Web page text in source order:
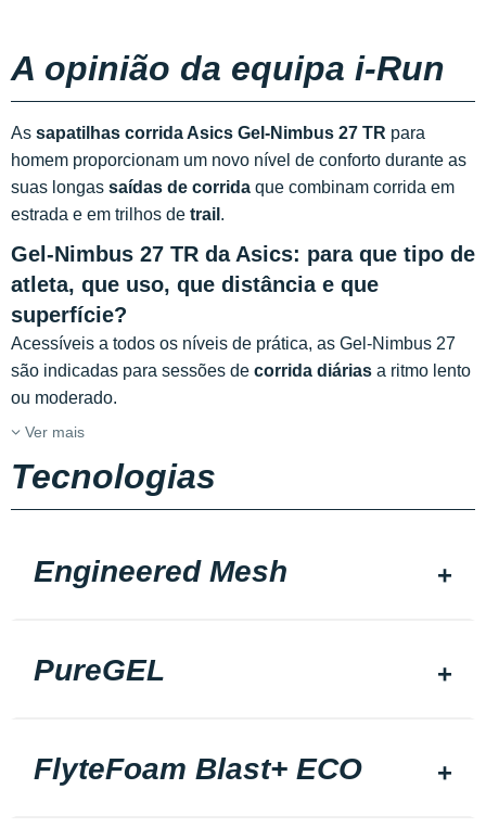
A opinião da equipa i-Run
As sapatilhas corrida Asics Gel-Nimbus 27 TR para
homem proporcionam um novo nível de conforto durante as
suas longas saídas de corrida que combinam corrida em
estrada e em trilhos de trail .
Gel-Nimbus 27 TR da Asics: para que tipo de
atleta, que uso, que distância e que
superfície?
Acessíveis a todos os níveis de prática, as Gel-Nimbus 27
são indicadas para sessões de corrida diárias a ritmo lento
ou moderado.
Ver mais
Tecnologias
Engineered Mesh
PureGEL
FlyteFoam Blast+ ECO